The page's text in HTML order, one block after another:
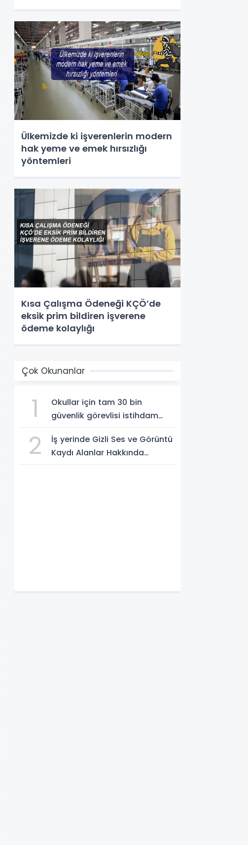
Ülkemizde ki işverenlerin modern
hak yeme ve emek hırsızlığı
yöntemleri
Kısa Çalışma Ödeneği KÇÖ’de
eksik prim bildiren işverene
ödeme kolaylığı
Çok Okunanlar
1
Okullar için tam 30 bin
güvenlik görevlisi istihdam
2
İş yerinde Gizli Ses ve Görüntü
Kaydı Alanlar Hakkında